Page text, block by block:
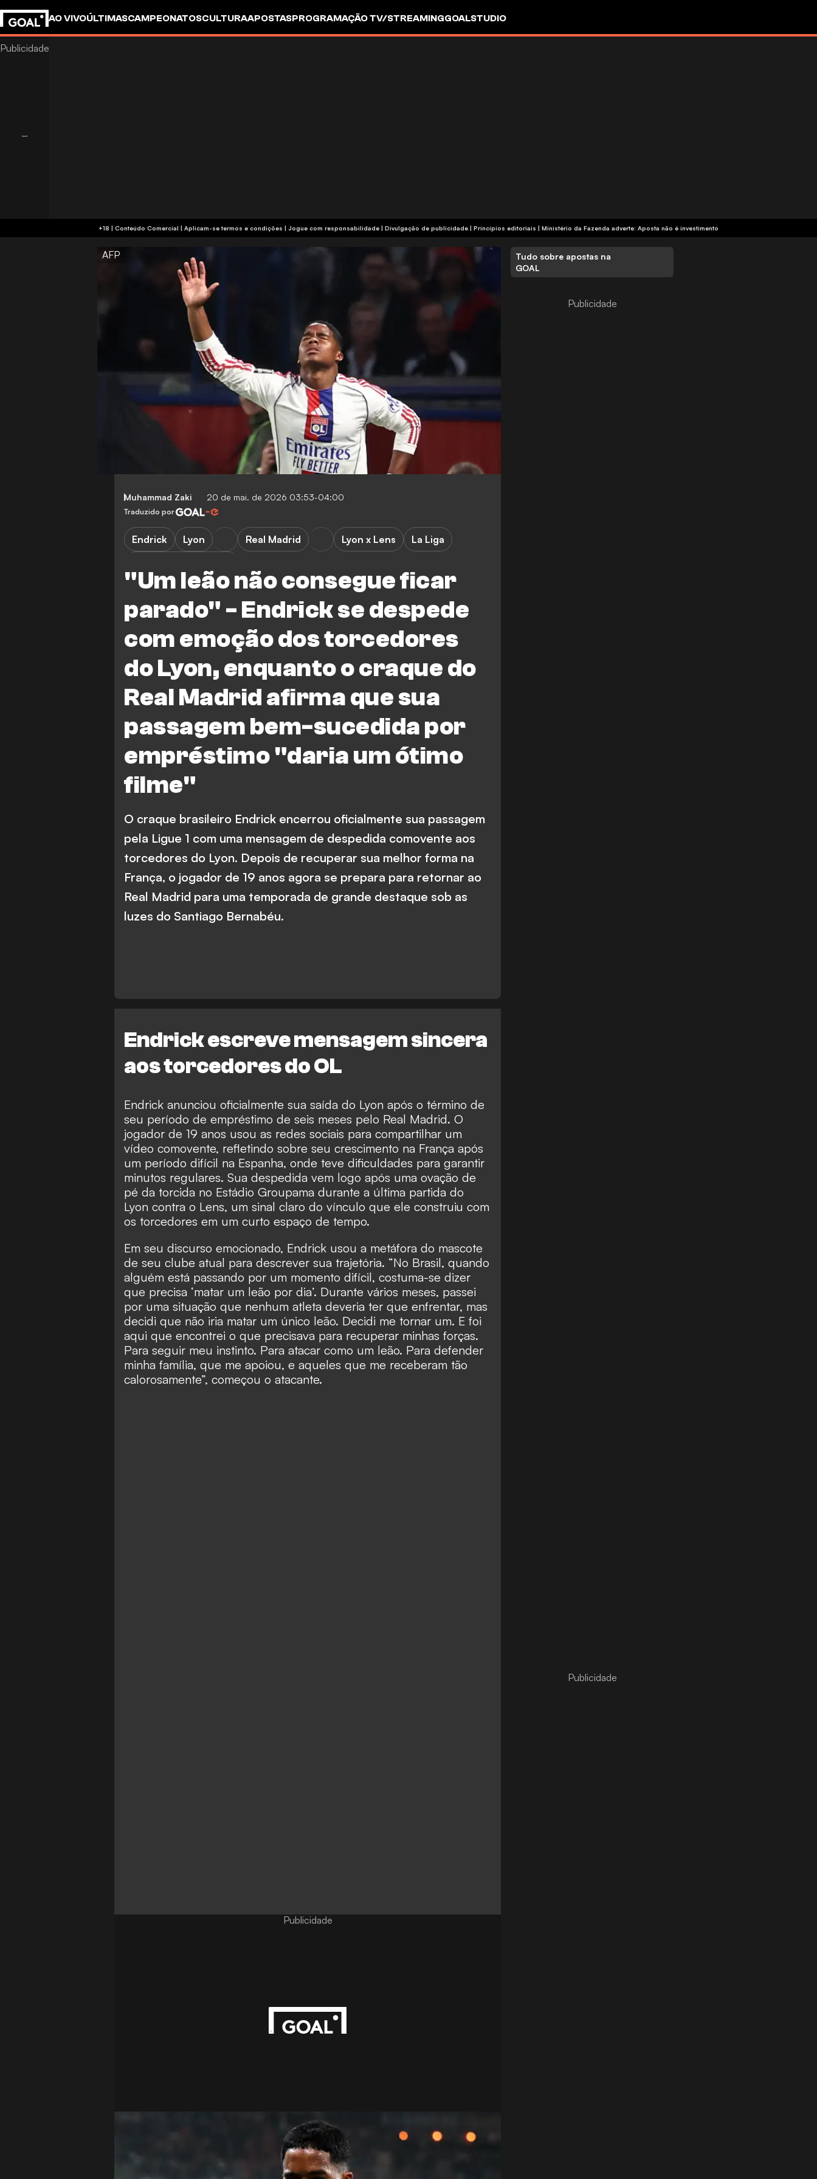
AO VIVOÚLTIMASCAMPEONATOSCULTURAAPOSTASPROGRAMAÇÃO TV/STREAMINGGOALSTUDIO
+18 | Conteúdo Comercial | Aplicam-se termos e condições | Jogue com responsabilidade | Divulgação de publicidade | Princípios editoriais | Ministério da Fazenda adverte: Aposta não é investimento
AFP
Muhammad Zaki 20 de mai. de 2026 03:53-04:00
Traduzido por
"Um leão não consegue ficar
parado" - Endrick se despede
com emoção dos torcedores
do Lyon, enquanto o craque do
Real Madrid afirma que sua
passagem bem-sucedida por
empréstimo "daria um ótimo
filme"
Endrick Lyon Real Madrid Lyon x Lens
La Liga
O craque brasileiro Endrick encerrou oficialmente sua passagem
pela Ligue 1 com uma mensagem de despedida comovente aos
torcedores do Lyon. Depois de recuperar sua melhor forma na
França, o jogador de 19 anos agora se prepara para retornar ao
Real Madrid para uma temporada de grande destaque sob as
luzes do Santiago Bernabéu.
Endrick escreve mensagem sincera
aos torcedores do OL
Endrick anunciou oficialmente sua saída do Lyon após o término de
seu período de empréstimo de seis meses pelo Real Madrid. O
jogador de 19 anos usou as redes sociais para compartilhar um
vídeo comovente, refletindo sobre seu crescimento na França após
um período difícil na Espanha, onde teve dificuldades para garantir
minutos regulares. Sua despedida vem logo após uma ovação de
pé da torcida no Estádio Groupama durante a última partida do
Lyon contra o Lens, um sinal claro do vínculo que ele construiu com
os torcedores em um curto espaço de tempo.
Em seu discurso emocionado, Endrick usou a metáfora do mascote
de seu clube atual para descrever sua trajetória. “No Brasil, quando
alguém está passando por um momento difícil, costuma-se dizer
que precisa ‘matar um leão por dia’. Durante vários meses, passei
por uma situação que nenhum atleta deveria ter que enfrentar, mas
decidi que não iria matar um único leão. Decidi me tornar um. E foi
aqui que encontrei o que precisava para recuperar minhas forças.
Para seguir meu instinto. Para atacar como um leão. Para defender
minha família, que me apoiou, e aqueles que me receberam tão
calorosamente”, começou o atacante.
Publicidade
Tudo sobre apostas na
GOAL